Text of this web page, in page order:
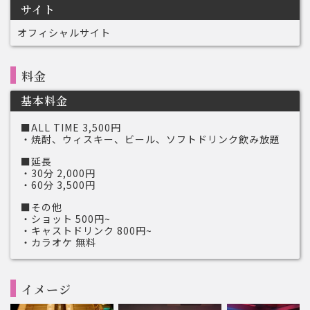
サイト
オフィシャルサイト
料金
基本料金
■ALL TIME 3,500円
・焼酎、ウィスキー、ビール、ソフトドリンク飲み放題
■延長
・30分 2,000円
・60分 3,500円
■その他
・ショット 500円~
・キャストドリンク 800円~
・カラオケ 無料
イメージ